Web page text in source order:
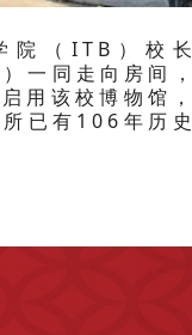
（ITB）校长
同走向房间，
用该校博物馆，
已有106年历史